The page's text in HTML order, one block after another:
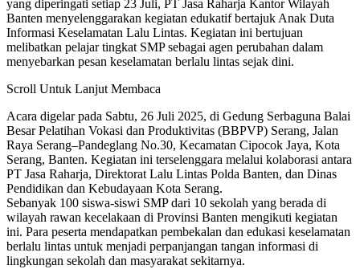
yang diperingati setiap 23 Juli, PT Jasa Raharja Kantor Wilayah
Banten menyelenggarakan kegiatan edukatif bertajuk Anak Duta
Informasi Keselamatan Lalu Lintas. Kegiatan ini bertujuan
melibatkan pelajar tingkat SMP sebagai agen perubahan dalam
menyebarkan pesan keselamatan berlalu lintas sejak dini.
Scroll Untuk Lanjut Membaca
Acara digelar pada Sabtu, 26 Juli 2025, di Gedung Serbaguna Balai
Besar Pelatihan Vokasi dan Produktivitas (BBPVP) Serang, Jalan
Raya Serang–Pandeglang No.30, Kecamatan Cipocok Jaya, Kota
Serang, Banten. Kegiatan ini terselenggara melalui kolaborasi antara
PT Jasa Raharja, Direktorat Lalu Lintas Polda Banten, dan Dinas
Pendidikan dan Kebudayaan Kota Serang.
Sebanyak 100 siswa-siswi SMP dari 10 sekolah yang berada di
wilayah rawan kecelakaan di Provinsi Banten mengikuti kegiatan
ini. Para peserta mendapatkan pembekalan dan edukasi keselamatan
berlalu lintas untuk menjadi perpanjangan tangan informasi di
lingkungan sekolah dan masyarakat sekitarnya.